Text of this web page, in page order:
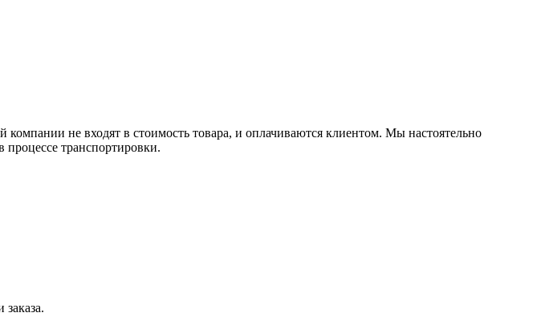
не входят в стоимость товара, и оплачиваются клиентом. Мы настоятельно
процессе транспортировки.